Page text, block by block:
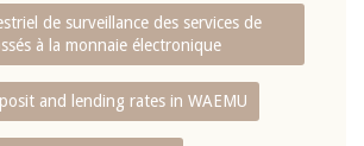
de surveillance des services de
à la monnaie électronique
and lending rates in WAEMU